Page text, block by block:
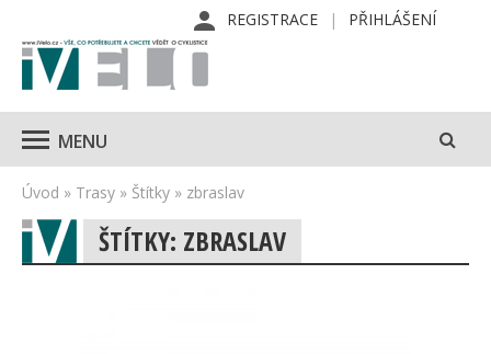
REGISTRACE PŘIHLÁŠENÍ
MENU
Úvod » Trasy » Štítky » zbraslav
ŠTÍTKY: ZBRASLAV